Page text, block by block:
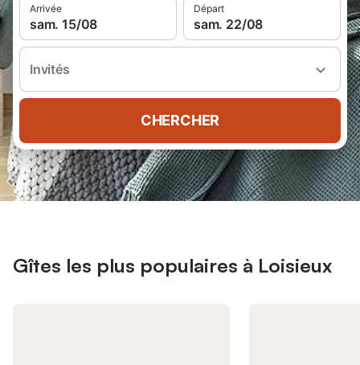
Arrivée
sam. 15/08
Départ
sam. 22/08
Invités
CHERCHER
Gîtes les plus populaires à Loisieux